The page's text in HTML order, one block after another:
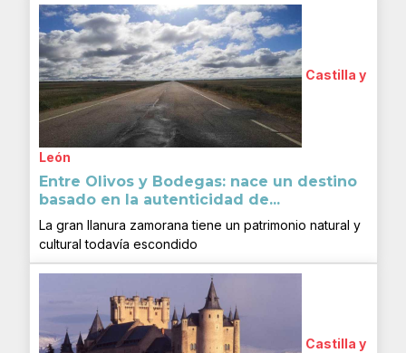
Castilla y
León
Entre Olivos y Bodegas: nace un destino
basado en la autenticidad de...
La gran llanura zamorana tiene un patrimonio natural y
cultural todavía escondido
Castilla y